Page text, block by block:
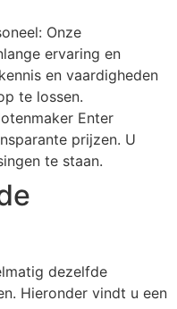
Onze
ervaring en
en vaardigheden
te lossen.
Enter
prijzen. U
te staan.
dezelfde
Hieronder vindt u een